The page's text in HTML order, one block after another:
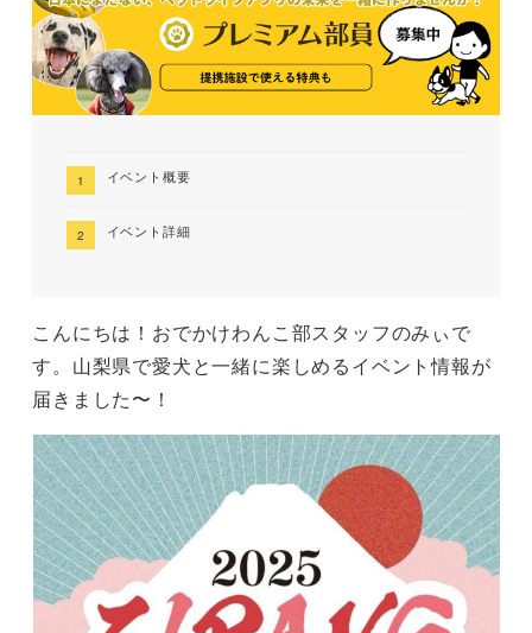
イベント概要
イベント詳細
こんにちは！おでかけわんこ部スタッフのみぃで
す。山梨県で愛犬と一緒に楽しめるイベント情報が
届きました〜！